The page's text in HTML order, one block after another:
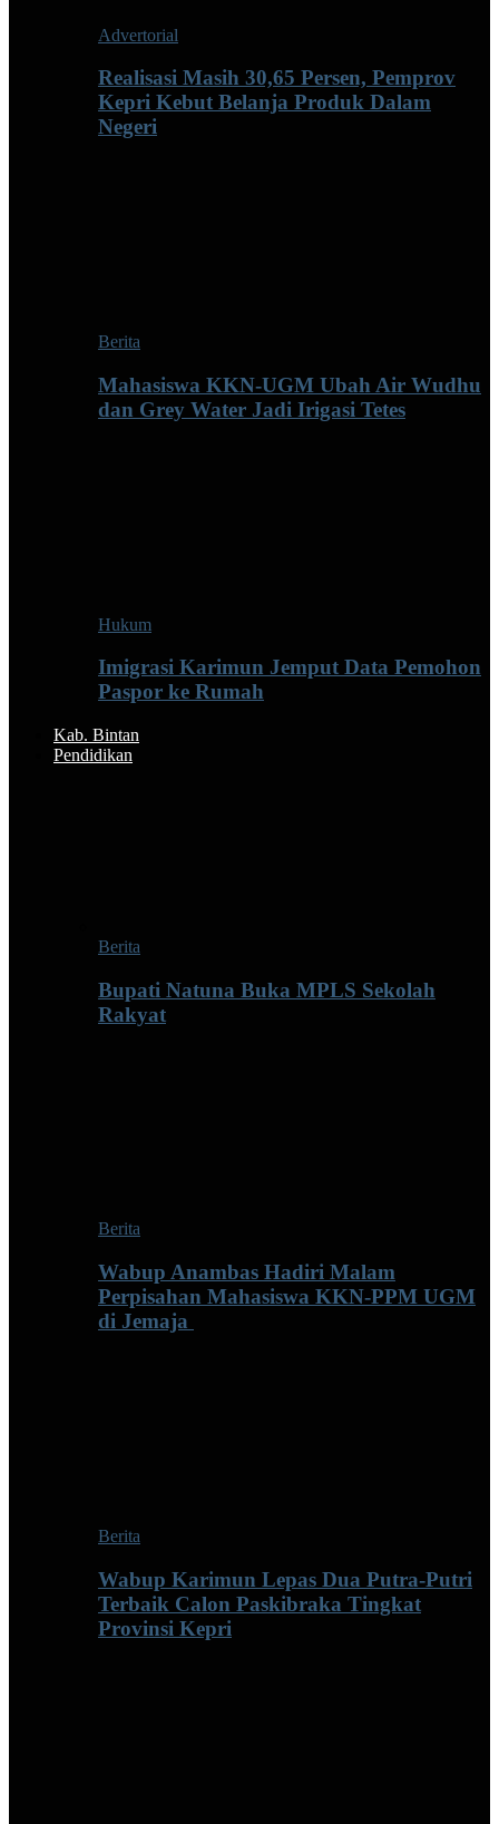
Advertorial
Realisasi Masih 30,65 Persen, Pemprov
Kepri Kebut Belanja Produk Dalam
Negeri
Berita
Mahasiswa KKN-UGM Ubah Air Wudhu
dan Grey Water Jadi Irigasi Tetes
Hukum
Imigrasi Karimun Jemput Data Pemohon
Paspor ke Rumah
Kab. Bintan
Pendidikan
Berita
Bupati Natuna Buka MPLS Sekolah
Rakyat
Berita
Wabup Anambas Hadiri Malam
Perpisahan Mahasiswa KKN-PPM UGM
di Jemaja ‎
Berita
Wabup Karimun Lepas Dua Putra-Putri
Terbaik Calon Paskibraka Tingkat
Provinsi Kepri